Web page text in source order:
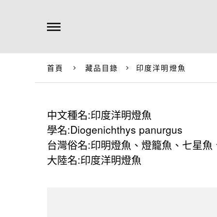
首頁 藏品目錄 印度洋明燈魚
中文種名:印度洋明燈魚
學名:Diogenichthys panurgus
台灣俗名:印明燈魚、燈籠魚、七星魚
大陸名:印度洋明燈魚